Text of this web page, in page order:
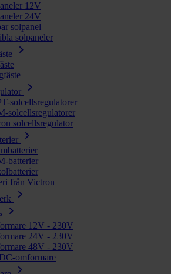
12V
24V
solpanel
solpaneler
chevron_right
chevron_right
solcellsregulatorer
solcellsregulatorer
solcellsregulator
chevron_right
batterier
från Victron
chevron_right
chevron_right
12V - 230V
24V - 230V
48V - 230V
omformare
chevron_right